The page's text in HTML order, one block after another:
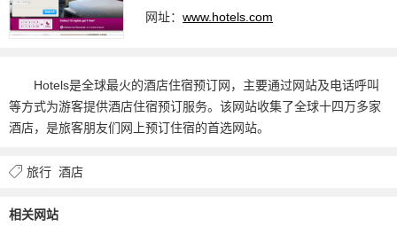
网址：www.hotels.com
Hotels是全球最火的酒店住宿预订网，主要通过网站及电话呼叫
等方式为游客提供酒店住宿预订服务。该网站收集了全球十四万多家
酒店，是旅客朋友们网上预订住宿的首选网站。
旅行 酒店
相关网站